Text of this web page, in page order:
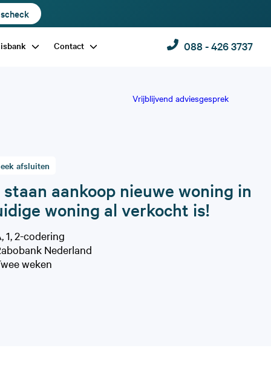
Contact 088 - 426 3737
Vrijblijvend adviesgesprek
afsluiten
aankoop nieuwe woning in
woning al verkocht is!
1, 2-codering
Nederland
weken